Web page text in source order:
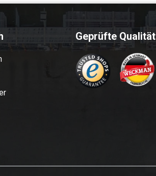
Geprüfte Qualität